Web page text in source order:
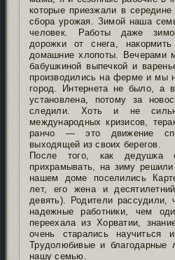
которые приезжали в
сбора урожая. Зимой наша
человек. Работы даже
дорожки от снега,
домашние хлопоты. Вечерами
бабушкиной выпечкой и
производились на ферме и мы
город. Интернета не было, а
установлена, потому за
следили. Хоть и не
международных кризисов,
ранчо — это движение
выходящей из своих берегов.
После того, как дедушка
прихрамывать, на зиму
нашем доме поселились
лет, его жена и
девять). Родители рассудили,
надежные работники, чем
переехала из Хорватии,
очень старались
Трудолюбивые и
нашу семью.